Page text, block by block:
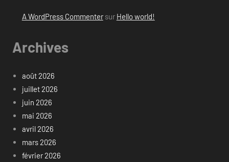
A WordPress Commentersur Hello world!
Archives
août 2026
juillet 2026
juin 2026
mai 2026
avril 2026
mars 2026
février 2026